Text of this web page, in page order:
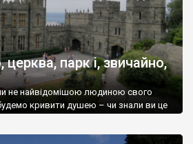
парк і, звичайно,
не найвідомішою людиною свого
кривити душею – чи знали ви це